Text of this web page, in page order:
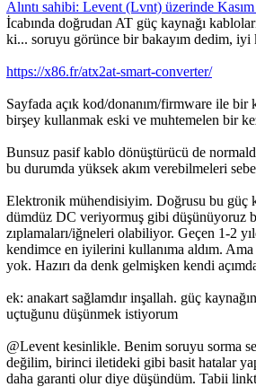
Alıntı sahibi: Levent (Lvnt) üzerinde
İcabında doğrudan AT güç kaynağı
ki... soruyu görünce bir bakayım dedim, iyi
https://x86.fr/atx2at-smart-converter/
Sayfada açık kod/donanım/firmware ile
birşey kullanmak eski ve muhtemelen bir
Bunsuz pasif kablo dönüştürücü de
bu durumda yüksek akım verebilmeleri
Elektronik mühendisiyim. Doğrusu bu güç
dümdüz DC veriyormuş gibi düşünüyoruz
zıplamaları/iğneleri olabiliyor. Geçen 1-2
kendimce en iyilerini kullanıma aldım.
yok. Hazırı da denk gelmişken kendi
ek: anakart sağlamdır inşallah. güç
uçtuğunu düşünmek istiyorum
@Levent kesinlikle. Benim soruyu sorma
değilim, birinci iletideki gibi basit hatalar
daha garanti olur diye düşündüm. Tabii